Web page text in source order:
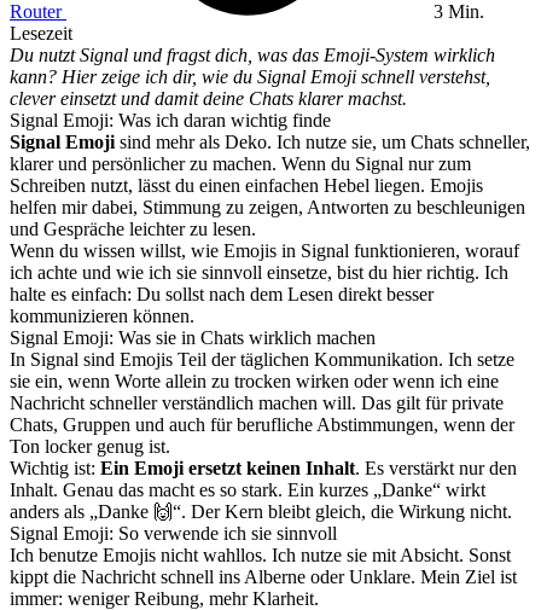
Router
3 Min.
Lesezeit
Du nutzt Signal und fragst dich, was das Emoji-System wirklich
kann? Hier zeige ich dir, wie du Signal Emoji schnell verstehst,
clever einsetzt und damit deine Chats klarer machst.
Signal Emoji: Was ich daran wichtig finde
Signal Emoji sind mehr als Deko. Ich nutze sie, um Chats schneller,
klarer und persönlicher zu machen. Wenn du Signal nur zum
Schreiben nutzt, lässt du einen einfachen Hebel liegen. Emojis
helfen mir dabei, Stimmung zu zeigen, Antworten zu beschleunigen
und Gespräche leichter zu lesen.
Wenn du wissen willst, wie Emojis in Signal funktionieren, worauf
ich achte und wie ich sie sinnvoll einsetze, bist du hier richtig. Ich
halte es einfach: Du sollst nach dem Lesen direkt besser
kommunizieren können.
Signal Emoji: Was sie in Chats wirklich machen
In Signal sind Emojis Teil der täglichen Kommunikation. Ich setze
sie ein, wenn Worte allein zu trocken wirken oder wenn ich eine
Nachricht schneller verständlich machen will. Das gilt für private
Chats, Gruppen und auch für berufliche Abstimmungen, wenn der
Ton locker genug ist.
Wichtig ist: Ein Emoji ersetzt keinen Inhalt. Es verstärkt nur den
Inhalt. Genau das macht es so stark. Ein kurzes „Danke“ wirkt
anders als „Danke 🙌“. Der Kern bleibt gleich, die Wirkung nicht.
Signal Emoji: So verwende ich sie sinnvoll
Ich benutze Emojis nicht wahllos. Ich nutze sie mit Absicht. Sonst
kippt die Nachricht schnell ins Alberne oder Unklare. Mein Ziel ist
immer: weniger Reibung, mehr Klarheit.